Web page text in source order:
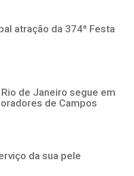
atração da 374ª Festa
de Janeiro segue em
de Campos
da sua pele